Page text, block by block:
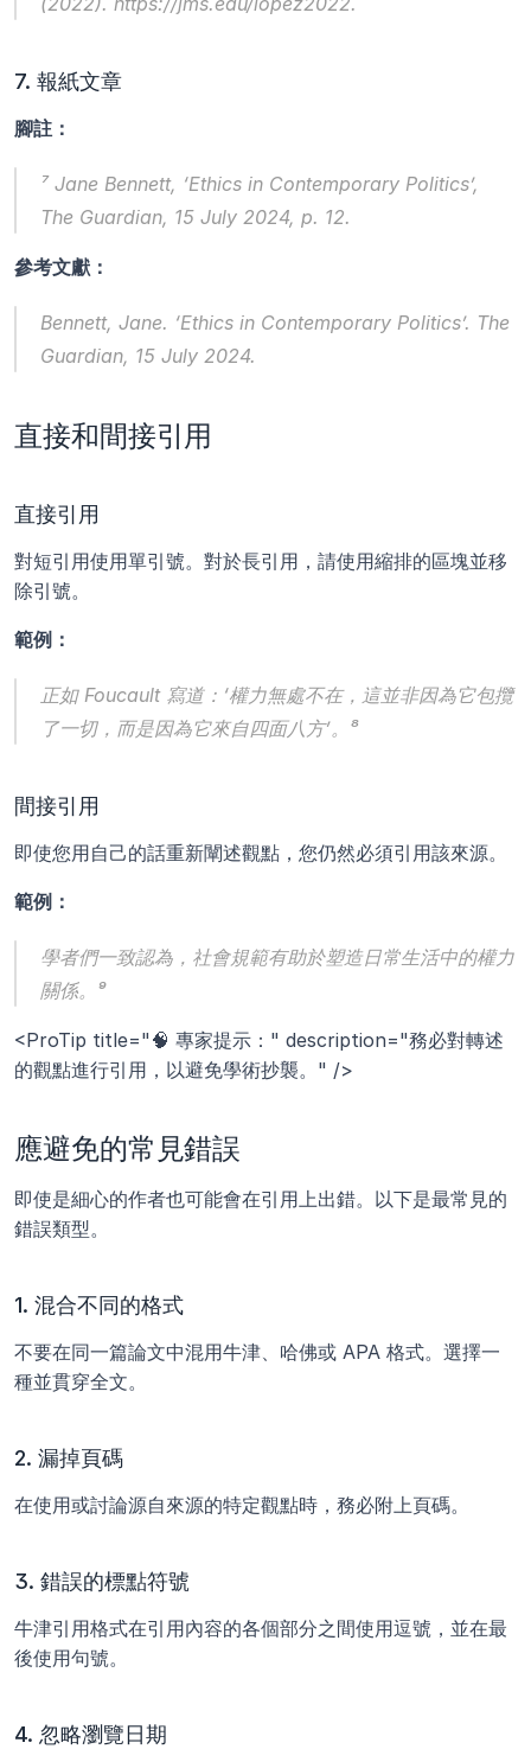
7. 報紙文章
腳註：
The Guardian, 15 July 2024, p. 12.
參考文獻：
Bennett, Jane. ‘Ethics in Contemporary Politics’. The
Guardian, 15 July 2024.
直接和間接引用
直接引用
對短引用使用單引號。對於長引用，請使用縮排的區塊並移
除引號。
範例：
正如 Foucault 寫道：‘權力無處不在，這並非因為它包攬
了一切，而是因為它來自四面八方’。⁸
間接引用
即使您用自己的話重新闡述觀點，您仍然必須引用該來源。
範例：
學者們一致認為，社會規範有助於塑造日常生活中的權力
關係。⁹
<ProTip title="🧠 專家提示：" description="務必對轉述
的觀點進行引用，以避免學術抄襲。" />
應避免的常見錯誤
即使是細心的作者也可能會在引用上出錯。以下是最常見的
錯誤類型。
1. 混合不同的格式
不要在同一篇論文中混用牛津、哈佛或 APA 格式。選擇一
種並貫穿全文。
2. 漏掉頁碼
在使用或討論源自來源的特定觀點時，務必附上頁碼。
3. 錯誤的標點符號
牛津引用格式在引用內容的各個部分之間使用逗號，並在最
後使用句號。
4. 忽略瀏覽日期